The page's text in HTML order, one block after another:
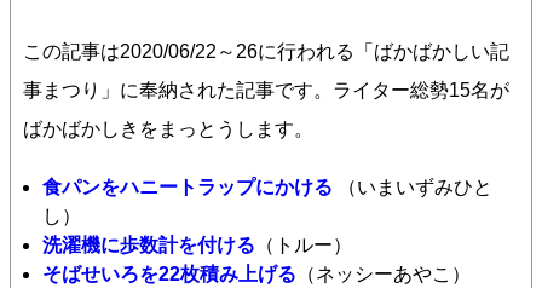
この記事は2020/06/22～26に行われる「ばかばかしい記
事まつり」に奉納された記事です。ライター総勢15名が
ばかばかしきをまっとうします。
食パンをハニートラップにかける
（いまいずみひと
し）
洗濯機に歩数計を付ける （トルー）
そばせいろを22枚積み上げる （ネッシーあやこ）